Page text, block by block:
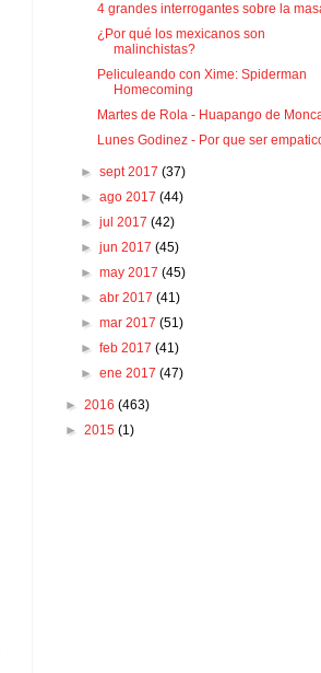
4 grandes interrogantes sobre la
¿Por qué los mexicanos son
malinchistas?
Peliculeando con Xime: Spiderman
Homecoming
Martes de Rola - Huapango de
Lunes Godinez - Por que ser
►sept 2017(37)
►ago 2017(44)
►jul 2017(42)
►jun 2017(45)
►may 2017(45)
►abr 2017(41)
►mar 2017(51)
►feb 2017(41)
►ene 2017(47)
► 2016 (463)
► 2015 (1)